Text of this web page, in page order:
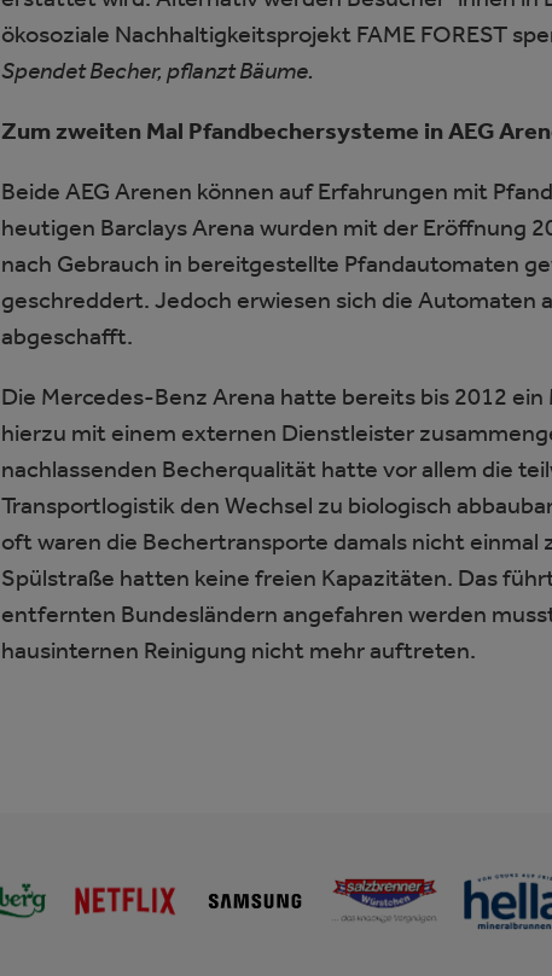
ökosoziale Nachhaltigkeitsprojekt FAME FOREST
Spendet Becher, pflanzt Bäume.
Zum zweiten Mal Pfandbechersysteme in AEG
Beide AEG Arenen können auf Erfahrungen mit
heutigen Barclays Arena wurden mit der Eröffnung
nach Gebrauch in bereitgestellte Pfandautomaten
geschreddert. Jedoch erwiesen sich die Automaten
abgeschafft.
Die Mercedes-Benz Arena hatte bereits bis 2012
hierzu mit einem externen Dienstleister
nachlassenden Becherqualität hatte vor allem die
Transportlogistik den Wechsel zu biologisch
oft waren die Bechertransporte damals nicht einmal
Spülstraße hatten keine freien Kapazitäten. Das
entfernten Bundesländern angefahren werden
hausinternen Reinigung nicht mehr auftreten.